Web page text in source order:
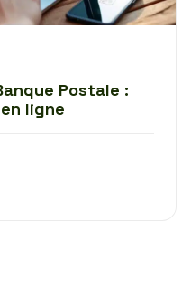
Postale :
ligne